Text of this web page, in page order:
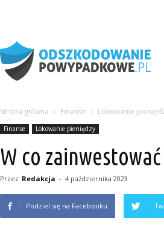
Strona główna Finanse Lokowanie
Finanse Lokowanie pieniędzy
W co zainwestować
Przez Redakcja - 4 października 2023
Podziel się na Facebooku